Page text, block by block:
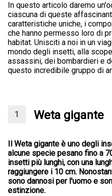
In questo articolo daremo
ciascuna di queste
caratteristiche uniche, i
che hanno permesso loro di
habitat. Unisciti a noi in un
mondo degli insetti, alla
assassini, dei bombardieri e
questo incredibile gruppo di
Weta gigante
Il Weta gigante è uno degli
alcune specie pesano fino a
insetti più lunghi, con una
raggiungere i 10 cm.
sono dannosi per l'uomo e
estinzione.